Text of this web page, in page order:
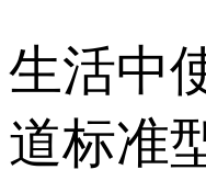
生活中
道标准